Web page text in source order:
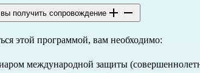
получить сопровождение
этой программой, вам необходимо:
международной защиты